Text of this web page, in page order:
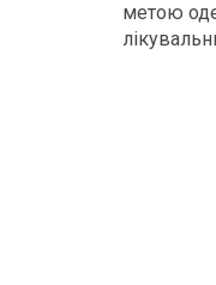
метою